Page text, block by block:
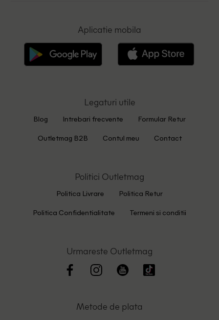
Aplicatie mobila
Legaturi utile
Blog Intrebari frecvente Formular Retur
Outletmag B2B Contul meu Contact
Politici Outletmag
Politica Livrare Politica Retur
Politica Confidentialitate Termeni si conditii
Urmareste Outletmag
Metode de plata